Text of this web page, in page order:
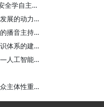
刘凯：以“四个统一”推进国家安全学自主知识体系构建
邱华翔：韩国托育服务普惠化发展的动力机制、制度路径与政策效应
姚喜双：自主知识体系构建下的播音主持高等专业教育研究
封丽霞：论中国法理学自主知识体系的建构
刘越：当算法开始参与决策——人工智能重塑全球治理的底层逻辑
慈祥：AI时代的电影作者与观众主体性重构